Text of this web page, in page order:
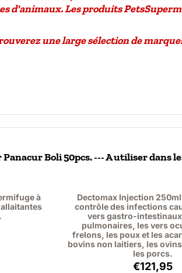
d'animaux. Les produits
une large sélection de
Panacur Boli 50pcs. --- A utiliser dans
à
hors TVA : 73,35
Dectomax Injection
contrôle des infections
vers gastro-
pulmonaires, les vers
frelons, les poux et les
bovins non laitiers, les
les porcs.
Prix:
€121,95